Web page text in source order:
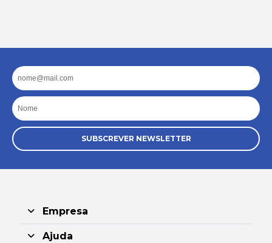
Email
Nome
SUBSCREVER NEWSLETTER
Empresa
Ajuda